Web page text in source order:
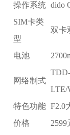
操作系统 dido
SIM卡类
型
双卡
电池
网络制式
LTE/
特色功能 F2.0
价格
2599